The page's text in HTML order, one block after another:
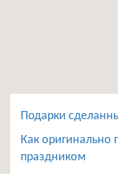
Подарки
Как оригинально
праздником